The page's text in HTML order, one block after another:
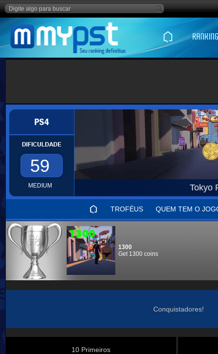
59
MEDIUM Tokyo
TROFÉUS QUEM TEM O
1300
Get 1300 coins
Conquistadores!
10 Primeiros